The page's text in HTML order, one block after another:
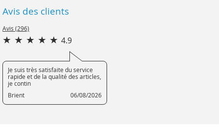
Avis des clients
Avis (296)
4.9
Je suis très satisfaite du service
rapide et de la qualité des articles,
je contin
Brient
06/08/2026